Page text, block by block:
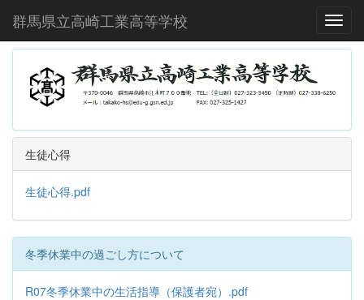
群馬県立高崎工業高等学校
生徒心得
生徒心得.pdf
冬季休業中の過ごし方について
R07冬季休業中の生活指導（保護者宛）.pdf